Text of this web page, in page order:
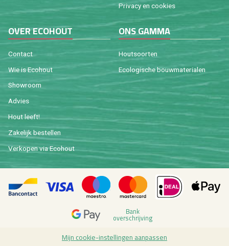
Pri­va­cy en coo­kies
OVER ECO­HOUT
Con­tact
Wie is Eco­hout
Show­room
Ad­vies
Hout leeft!
Za­ke­lijk be­stel­len
Ver­ko­pen via Eco­hout
ONS GAMMA
Hout­soor­ten
Eco­lo­gi­sche bouw­ma­te­ri­a­len
Bank
over­schrij­ving
Mijn coo­kie-in­stel­lin­gen aan­pas­sen